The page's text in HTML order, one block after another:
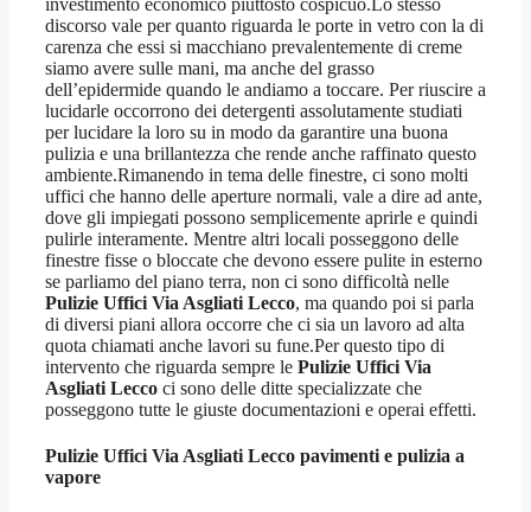
discorso vale per quanto riguarda le porte in vetro con la di
carenza che essi si macchiano prevalentemente di creme
siamo avere sulle mani, ma anche del grasso
dell’epidermide quando le andiamo a toccare. Per riuscire a
lucidarle occorrono dei detergenti assolutamente studiati
per lucidare la loro su in modo da garantire una buona
pulizia e una brillantezza che rende anche raffinato questo
ambiente.Rimanendo in tema delle finestre, ci sono molti
uffici che hanno delle aperture normali, vale a dire ad ante,
dove gli impiegati possono semplicemente aprirle e quindi
pulirle interamente. Mentre altri locali posseggono delle
finestre fisse o bloccate che devono essere pulite in esterno
se parliamo del piano terra, non ci sono difficoltà nelle
Pulizie Uffici Via Asgliati Lecco, ma quando poi si parla
di diversi piani allora occorre che ci sia un lavoro ad alta
quota chiamati anche lavori su fune.Per questo tipo di
intervento che riguarda sempre le Pulizie Uffici Via
Asgliati Lecco ci sono delle ditte specializzate che
posseggono tutte le giuste documentazioni e operai effetti.
Pulizie Uffici Via Asgliati Lecco pavimenti e pulizia a
vapore